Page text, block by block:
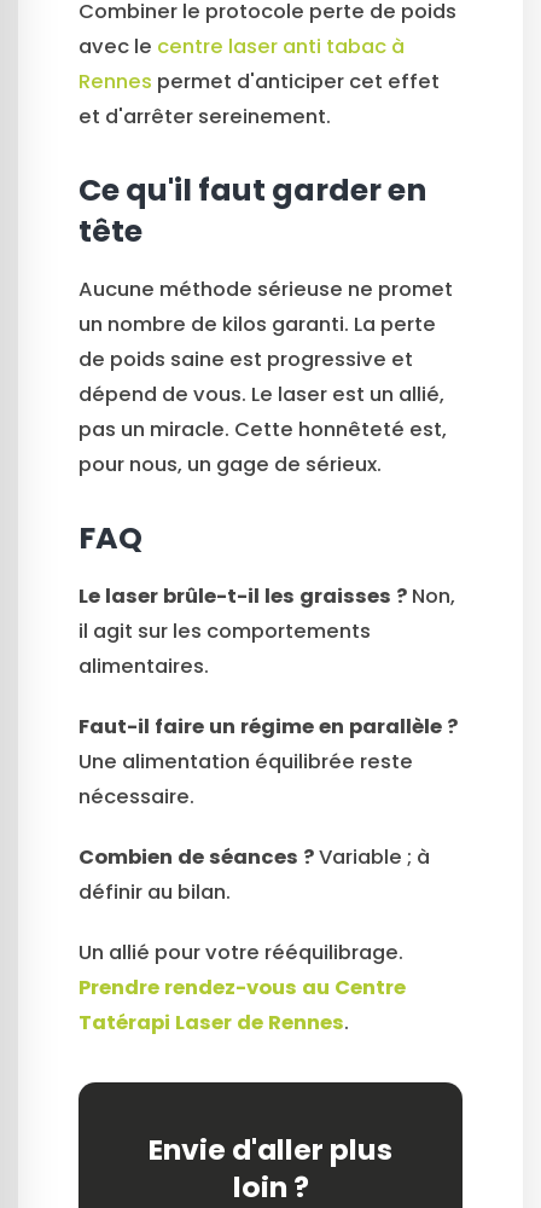
Combiner le protocole perte de poids
avec le centre laser anti tabac à
Rennes permet d'anticiper cet effet
et d'arrêter sereinement.
Ce qu'il faut garder en
tête
Aucune méthode sérieuse ne promet
un nombre de kilos garanti. La perte
de poids saine est progressive et
dépend de vous. Le laser est un allié,
pas un miracle. Cette honnêteté est,
pour nous, un gage de sérieux.
FAQ
Le laser brûle-t-il les graisses ? Non,
il agit sur les comportements
alimentaires.
Faut-il faire un régime en parallèle ?
Une alimentation équilibrée reste
nécessaire.
Combien de séances ?Variable ; à
définir au bilan.
Un allié pour votre rééquilibrage.
Prendre rendez-vous au Centre
Tatérapi Laser de Rennes.
Envie d'aller plus
loin ?